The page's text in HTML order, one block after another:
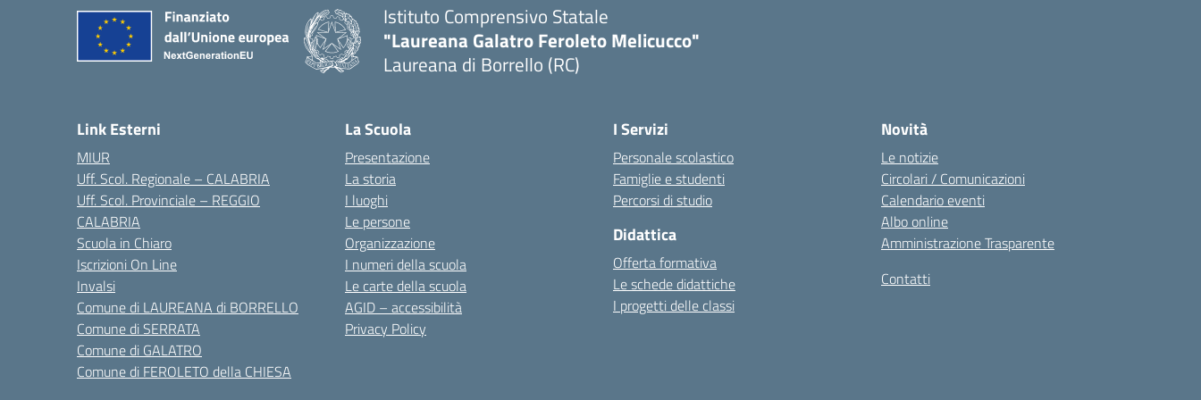
Istituto Comprensivo Statale
"Laureana Galatro Feroleto Melicucco"
Laureana di Borrello (RC)
Link Esterni
MIUR
Uff. Scol. Regionale – CALABRIA
Uff. Scol. Provinciale – REGGIO
CALABRIA
Scuola in Chiaro
Iscrizioni On Line
Invalsi
Comune di LAUREANA di BORRELLO
Comune di SERRATA
Comune di GALATRO
Comune di FEROLETO della CHIESA
La Scuola
Presentazione
La storia
I luoghi
Le persone
Organizzazione
I numeri della scuola
Le carte della scuola
AGID – accessibilità
Privacy Policy
I Servizi
Personale scolastico
Famiglie e studenti
Percorsi di studio
Didattica
Offerta formativa
Le schede didattiche
I progetti delle classi
Novità
Le notizie
Circolari / Comunicazioni
Calendario eventi
Albo online
Amministrazione Trasparente
Contatti